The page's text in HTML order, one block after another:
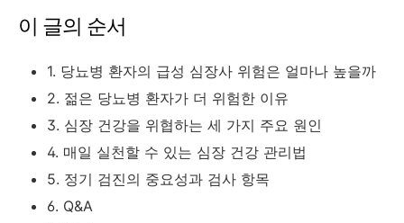
이 글의 순서
1. 당뇨병 환자의 급성 심장사 위험은 얼마나 높을까
2. 젊은 당뇨병 환자가 더 위험한 이유
3. 심장 건강을 위협하는 세 가지 주요 원인
4. 매일 실천할 수 있는 심장 건강 관리법
5. 정기 검진의 중요성과 검사 항목
6. Q&A